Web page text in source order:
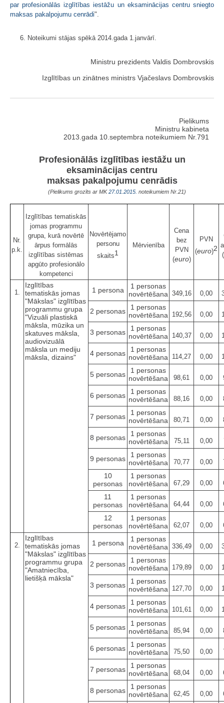
par profesionālās izglītības iestāžu un eksaminācijas centru sniegto
maksas pakalpojumu cenrādi".
6. Noteikumi stājas spēkā 2014.gada 1.janvārī.
Ministru prezidents Valdis Dombrovskis
Izglītības un zinātnes ministrs Vjačeslavs Dombrovskis
Pielikums
Ministru kabineta
2013.gada 10.septembra noteikumiem Nr.791
Profesionālās izglītības iestāžu un
eksaminācijas centru
maksas pakalpojumu cenrādis
(Pielikums grozīts ar MK27.01.2015. noteikumiem Nr.21)
Nr.
p.k.
Izglītības tematiskās
jomas programmu
grupa, kurā novērtē
ārpus formālās
izglītības sistēmas
apgūto profesionālo
kompetenci
Novērtējamo
personu
skaits1
Mērvienība
Cena
bez
PVN
(euro)
PVN
(euro)2
(
1.
Izglītības
tematiskās jomas
"Mākslas" izglītības
programmu grupa
"Vizuāli plastiskā
māksla, mūzika un
skatuves māksla,
audiovizuālā
māksla un mediju
māksla, dizains"
1 persona
1 personas
novērtēšana 349,16 0,00
2 personas
1 personas
novērtēšana
192,56 0,00
3 personas
1 personas
novērtēšana
140,37 0,00
4 personas
1 personas
novērtēšana
114,27 0,00
5 personas
1 personas
novērtēšana
98,61 0,00
6 personas
1 personas
novērtēšana
88,16 0,00
7 personas
1 personas
novērtēšana
80,71 0,00
8 personas
1 personas
novērtēšana
75,11 0,00
9 personas
1 personas
novērtēšana
70,77 0,00
10
personas
1 personas
novērtēšana
67,29 0,00
11
personas
1 personas
novērtēšana
64,44 0,00
12
personas
1 personas
novērtēšana
62,07 0,00
2.
Izglītības
tematiskās jomas
"Mākslas" izglītības
programmu grupa
"Amatniecība,
lietišķā māksla"
1 persona
1 personas
novērtēšana 336,49 0,00
2 personas
1 personas
novērtēšana
179,89 0,00
3 personas
1 personas
novērtēšana
127,70 0,00
4 personas
1 personas
novērtēšana
101,61 0,00
5 personas
1 personas
novērtēšana
85,94 0,00
6 personas
1 personas
novērtēšana
75,50 0,00
7 personas
1 personas
novērtēšana
68,04 0,00
8 personas
1 personas
novērtēšana
62,45 0,00